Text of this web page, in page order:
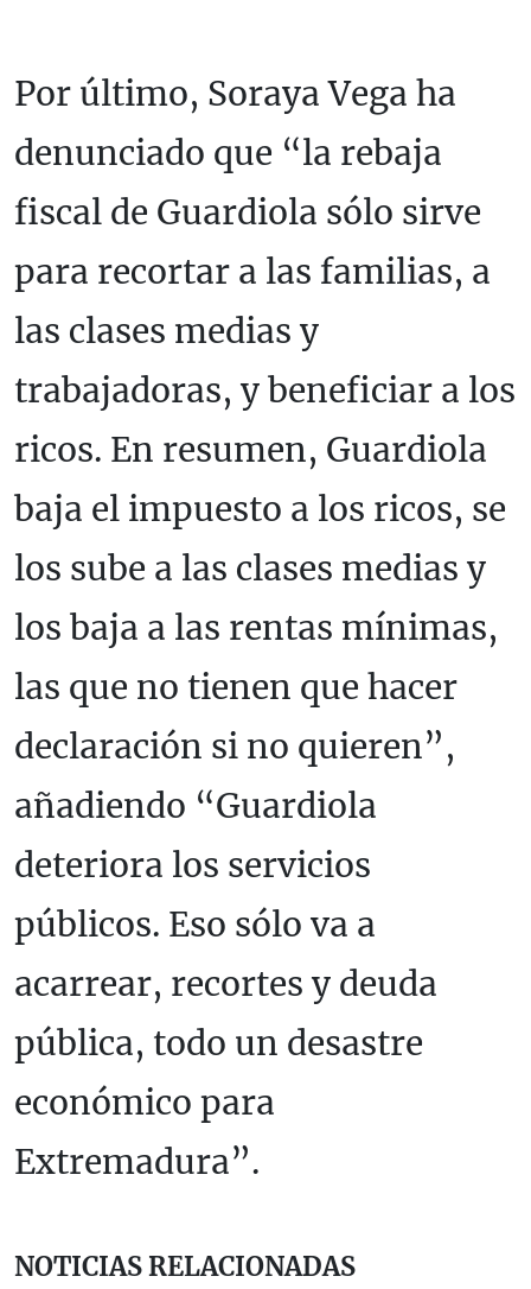
Por último, Soraya Vega ha
denunciado que “la rebaja
fiscal de Guardiola sólo sirve
para recortar a las familias, a
las clases medias y
trabajadoras, y beneficiar a los
ricos. En resumen, Guardiola
baja el impuesto a los ricos, se
los sube a las clases medias y
los baja a las rentas mínimas,
las que no tienen que hacer
declaración si no quieren”,
añadiendo “Guardiola
deteriora los servicios
públicos. Eso sólo va a
acarrear, recortes y deuda
pública, todo un desastre
económico para
Extremadura”.
NOTICIAS RELACIONADAS